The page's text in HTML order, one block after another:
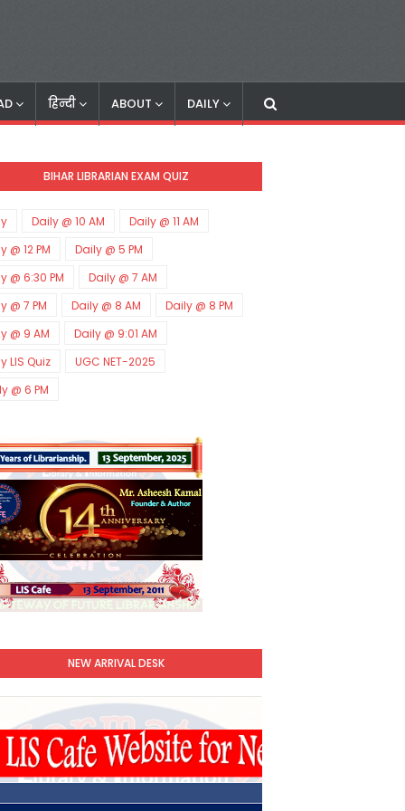
हिन्दी ABOUT DAILY
BIHAR LIBRARIAN EXAM QUIZ
Daily @ 10 AM
Daily @ 11 AM
@ 12 PM
Daily @ 5 PM
@ 6:30 PM
Daily @ 7 AM
@ 7 PM
Daily @ 8 AM
Daily @ 8 PM
@ 9 AM
Daily @ 9:01 AM
LIS Quiz
UGC NET-2025
@ 6 PM
NEW ARRIVAL DESK